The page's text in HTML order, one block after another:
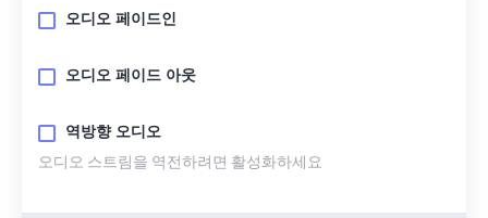
오디오 페이드인
오디오 페이드 아웃
역방향 오디오
오디오 스트림을 역전하려면 활성화하세요